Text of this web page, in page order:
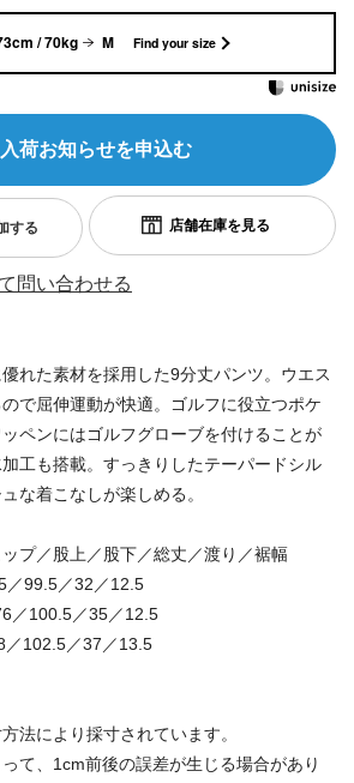
する
入荷お知らせを申込む
問い合わせる
れた素材を採用した9分丈パンツ。ウエス
で屈伸運動が快適。ゴルフに役立つポケ
ペンにはゴルフグローブを付けることが
工も搭載。すっきりしたテーパードシル
な着こなしが楽しめる。
プ／股上／股下／総丈／渡り／裾幅
／99.5／32／12.5
／100.5／35／12.5
／102.5／37／13.5
法により採寸されています。
て、1cm前後の誤差が生じる場合があり
/ 70kg M Find your size